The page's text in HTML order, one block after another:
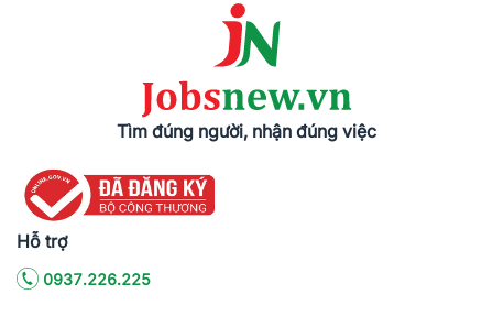
Tìm đúng người, nhận đúng việc
Hỗ trợ
0937.226.225